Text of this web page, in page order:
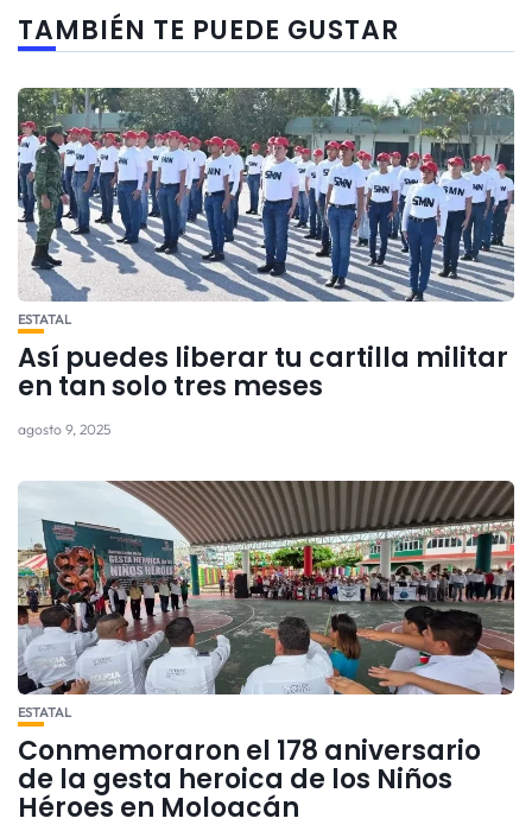
TAMBIÉN TE PUEDE GUSTAR
ESTATAL
Así puedes liberar tu cartilla militar
en tan solo tres meses
agosto 9, 2025
ESTATAL
Conmemoraron el 178 aniversario
de la gesta heroica de los Niños
Héroes en Moloacán